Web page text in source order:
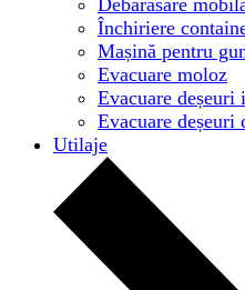
Închiriere
Mașină pentru
Evacuare moloz
Evacuare deșeuri
Evacuare deșeuri
Utilaje